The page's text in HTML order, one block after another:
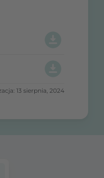
13 sierpnia, 2024